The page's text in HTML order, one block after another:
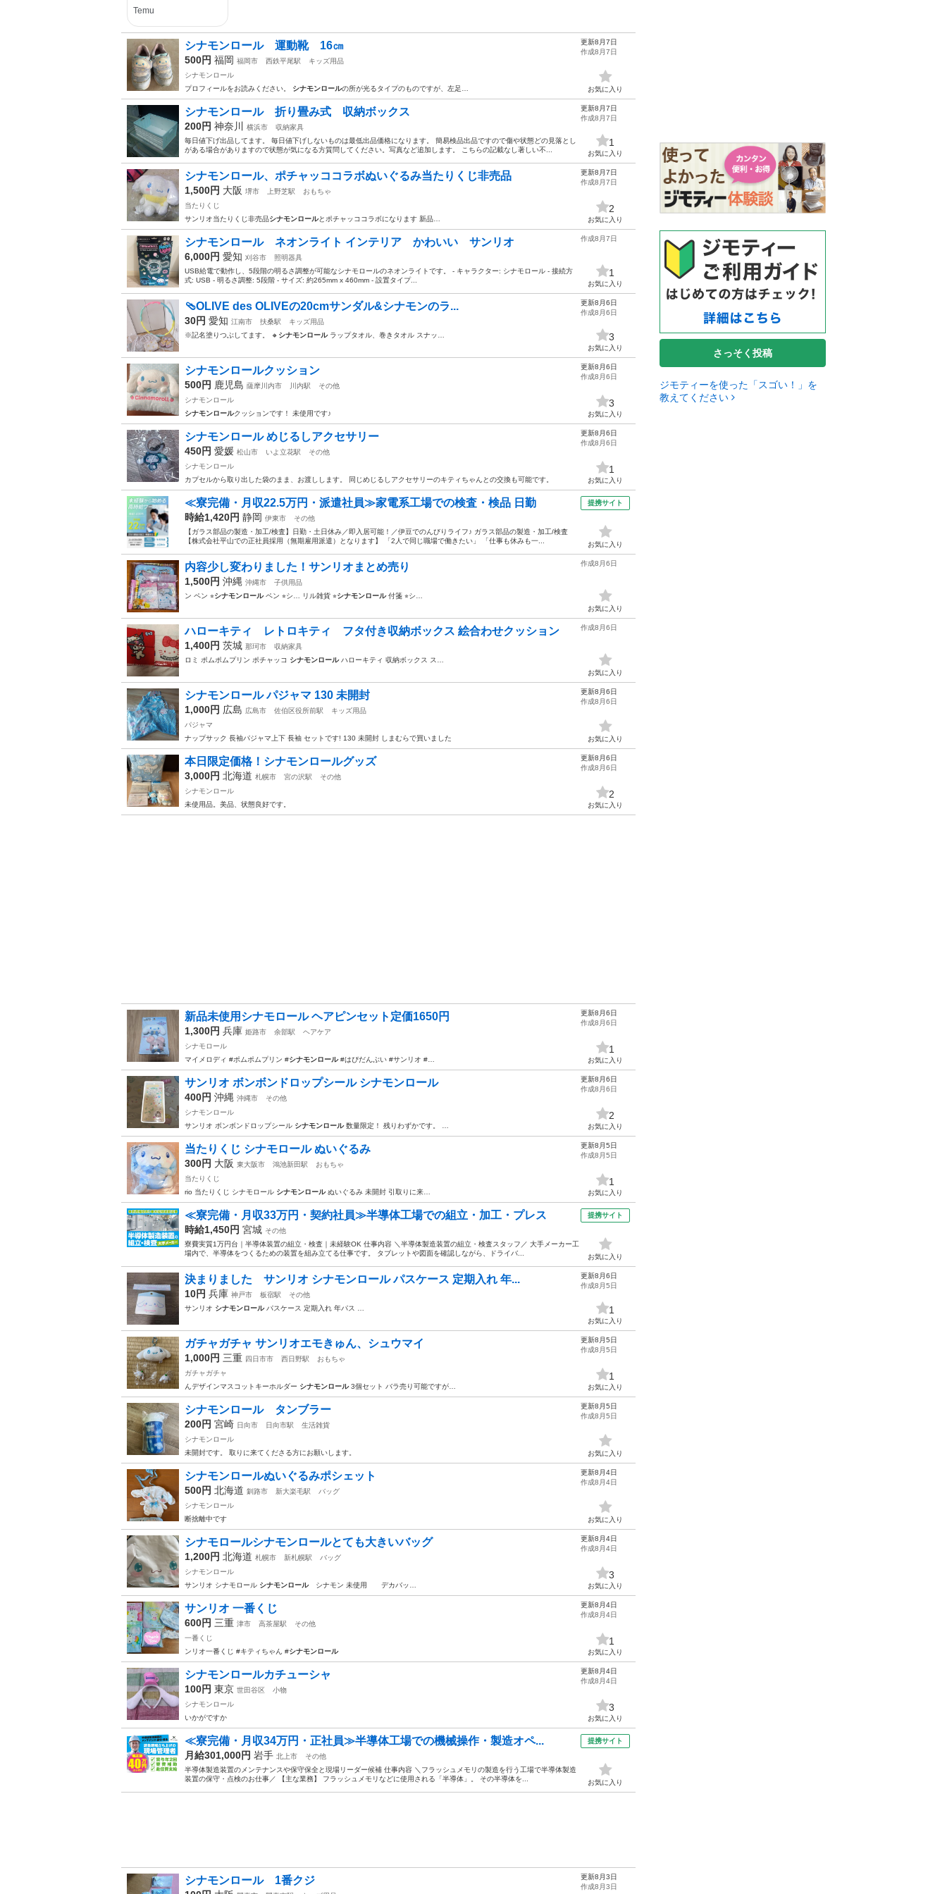
シナモンロール 運動靴 16㎝
500円 福岡 福岡市 西鉄平尾駅
キッズ用品
シナモンロール
プロフィールをお読みください。 シナモンロールの所が光るタイプのものですが、左足…
更新8月7日
作成8月7日
お気に入り
シナモンロール 折り畳み式 収納ボックス
200円 神奈川 横浜市
収納家具
毎日値下げ出品してます。 毎日値下げしないものは最低出品価格になります。 簡易検品出品ですので傷や状態どの見落とし
がある場合がありますので状態が気になる方質問してください。写真など追加します。 こちらの記載なし著しい不...
更新8月7日
作成8月7日
1
お気に入り
シナモンロール、ポチャッココラボぬいぐるみ当たりくじ非売品
1,500円 大阪 堺市 上野芝駅
おもちゃ
当たりくじ
サンリオ当たりくじ非売品シナモンロールとポチャッココラボになります 新品…
更新8月7日
作成8月7日
2
お気に入り
シナモンロール ネオンライト インテリア かわいい サンリオ
6,000円 愛知 刈谷市
照明器具
USB給電で動作し、5段階の明るさ調整が可能なシナモロールのネオンライトです。 - キャラクター: シナモロール - 接続方
式: USB - 明るさ調整: 5段階 - サイズ: 約265mm x 460mm - 設置タイプ...
作成8月7日
1
お気に入り
🩴OLIVE des OLIVEの20cmサンダル&シナモンのラ...
30円 愛知 江南市 扶桑駅
キッズ用品
※記名塗りつぶしてます。 🔸 シナモンロールラップタオル、巻きタオル スナッ…
更新8月6日
作成8月6日
3
お気に入り
シナモンロールクッション
500円 鹿児島 薩摩川内市 川内駅
その他
シナモンロール
シナモンロールクッションです！ 未使用です♪
更新8月6日
作成8月6日
3
お気に入り
シナモンロール めじるしアクセサリー
450円 愛媛 松山市 いよ立花駅
その他
シナモンロール
カプセルから取り出した袋のまま、お渡しします。 同じめじるしアクセサリーのキティちゃんとの交換も可能です。
更新8月6日
作成8月6日
1
お気に入り
≪寮完備・月収22.5万円・派遣社員≫家電系工場での検査・検品 日勤
時給1,420円 静岡 伊東市
その他
【ガラス部品の製造・加工/検査】日勤・土日休み／即入居可能！／伊豆でのんびりライフ♪ ガラス部品の製造・加工/検査
【株式会社平山での正社員採用（無期雇用派遣）となります】 「2人で同じ職場で働きたい」 「仕事も休みも一...
提携サイト
お気に入り
内容少し変わりました！サンリオまとめ売り
1,500円 沖縄 沖縄市
子供用品
ン ペン ⭐︎シナモンロールペン ⭐︎シ… リル雑貨 ⭐︎シナモンロール付箋 ⭐︎シ…
作成8月6日
お気に入り
ハローキティ レトロキティ フタ付き収納ボックス 絵合わせクッション
1,400円 茨城 那珂市
収納家具
ロミ ポムポムプリン ポチャッコ シナモンロールハローキティ 収納ボックス ス…
作成8月6日
お気に入り
シナモンロール パジャマ 130 未開封
1,000円 広島 広島市 佐伯区役所前駅
キッズ用品
パジャマ
ナップサック 長袖パジャマ上下 長袖 セットです! 130 未開封 しまむらで買いました
更新8月6日
作成8月6日
お気に入り
本日限定価格！シナモンロールグッズ
3,000円 北海道 札幌市 宮の沢駅
その他
シナモンロール
未使用品。美品、状態良好です。
更新8月6日
作成8月6日
2
お気に入り
新品未使用シナモロール ヘアピンセット定価1650円
1,300円 兵庫 姫路市 余部駅
ヘアケア
シナモロール
マイメロディ #ポムポムプリン #シナモンロール#はぴだんぶい #サンリオ #…
更新8月6日
作成8月6日
1
お気に入り
サンリオ ボンボンドロップシール シナモンロール
400円 沖縄 沖縄市
その他
シナモンロール
サンリオ ボンボンドロップシール シナモンロール数量限定！ 残りわずかです。 …
更新8月6日
作成8月6日
2
お気に入り
当たりくじ シナモロール ぬいぐるみ
300円 大阪 東大阪市 鴻池新田駅
おもちゃ
当たりくじ
rio 当たりくじ シナモロール シナモンロールぬいぐるみ 未開封 引取りに来…
更新8月5日
作成8月5日
1
お気に入り
≪寮完備・月収33万円・契約社員≫半導体工場での組立・加工・プレス
時給1,450円 宮城 その他
寮費実質1万円台｜半導体装置の組立・検査｜未経験OK 仕事内容 ＼半導体製造装置の組立・検査スタッフ／ 大手メーカー工
場内で、半導体をつくるための装置を組み立てる仕事です。 タブレットや図面を確認しながら、ドライバ...
提携サイト
お気に入り
決まりました サンリオ シナモンロール パスケース 定期入れ 年...
10円 兵庫 神戸市 板宿駅
その他
サンリオ シナモンロールパスケース 定期入れ 年パス …
更新8月6日
作成8月5日
1
お気に入り
ガチャガチャ サンリオエモきゅん、シュウマイ
1,000円 三重 四日市市 西日野駅
おもちゃ
ガチャガチャ
んデザインマスコットキーホルダー シナモンロール3個セット バラ売り可能ですが…
更新8月5日
作成8月5日
1
お気に入り
シナモンロール タンブラー
200円 宮崎 日向市 日向市駅
生活雑貨
シナモンロール
未開封です。 取りに来てくださる方にお願いします。
更新8月5日
作成8月5日
お気に入り
シナモンロールぬいぐるみポシェット
500円 北海道 釧路市 新大楽毛駅
バッグ
シナモンロール
断捨離中です
更新8月4日
作成8月4日
お気に入り
シナモロールシナモンロールとても大きいバッグ
1,200円 北海道 札幌市 新札幌駅
バッグ
シナモンロール
サンリオ シナモロール シナモンロールシナモン 未使用 デカバッ…
更新8月4日
作成8月4日
3
お気に入り
サンリオ 一番くじ
600円 三重 津市 高茶屋駅
その他
一番くじ
ンリオ一番くじ #キティちゃん #シナモンロール
更新8月4日
作成8月4日
1
お気に入り
シナモンロールカチューシャ
100円 東京 世田谷区
小物
シナモンロール
いかがですか
更新8月4日
作成8月4日
3
お気に入り
≪寮完備・月収34万円・正社員≫半導体工場での機械操作・製造オペ...
月給301,000円 岩手 北上市
その他
半導体製造装置のメンテナンスや保守保全と現場リーダー候補 仕事内容 ＼フラッシュメモリの製造を行う工場で半導体製造
装置の保守・点検のお仕事／ 【主な業務】 フラッシュメモリなどに使用される「半導体」。 その半導体を...
提携サイト
お気に入り
シナモンロール 1番クジ
更新8月3日
作成8月3日
さっそく投稿
ジモティーを使った「スゴい！」を
教えてください